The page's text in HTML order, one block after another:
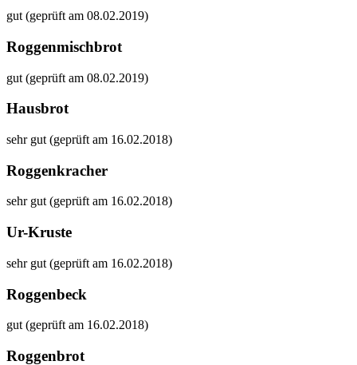
gut (geprüft am 08.02.2019)
Roggenmischbrot
gut (geprüft am 08.02.2019)
Hausbrot
sehr gut (geprüft am 16.02.2018)
Roggenkracher
sehr gut (geprüft am 16.02.2018)
Ur-Kruste
sehr gut (geprüft am 16.02.2018)
Roggenbeck
gut (geprüft am 16.02.2018)
Roggenbrot